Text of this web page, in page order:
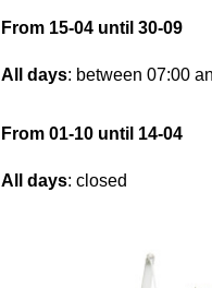
From 15-04 until 30-09
All days: between 07:00
From 01-10 until 14-04
All days: closed